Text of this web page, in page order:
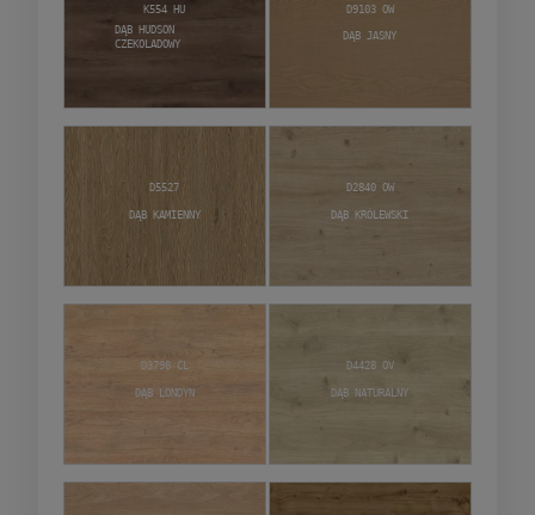
Dąb Hudson
Czekoladowy
K554 HU
Dąb Jasny
D9103 OW
Dąb Kamienny
D5527
Dąb Królewski
D2840 OW
Dąb Londyn
D3798 CL
Dąb Naturalny
D4428 OV